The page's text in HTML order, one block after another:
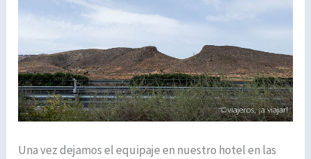
Una vez dejamos el equipaje en nuestro hotel en las